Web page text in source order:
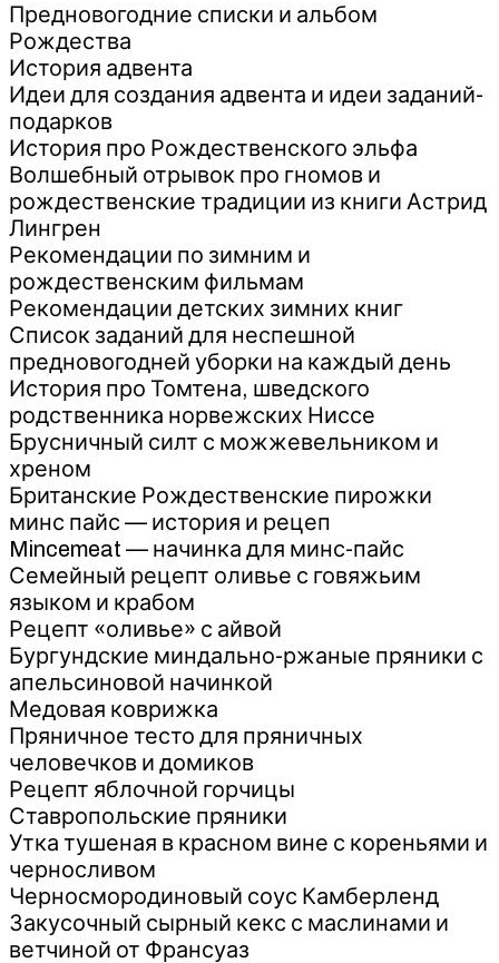
Предновогодние списки и альбом
Рождества
История адвента
Идеи для создания адвента и идеи заданий-
подарков
История про Рождественского эльфа
Волшебный отрывок про гномов и
рождественские традиции из книги Астрид
Лингрен
Рекомендации по зимним и
рождественским фильмам
Рекомендации детских зимних книг
Список заданий для неспешной
предновогодней уборки на каждый день
История про Томтена, шведского
родственника норвежских Ниссе
Брусничный силт с можжевельником и
хреном
Британские Рождественские пирожки
минс пайс — история и рецеп
Mincemeat — начинка для минс-пайс
Семейный рецепт оливье с говяжьим
языком и крабом
Рецепт «оливье» с айвой
Бургундские миндально-ржаные пряники с
апельсиновой начинкой
Медовая коврижка
Пряничное тесто для пряничных
человечков и домиков
Рецепт яблочной горчицы
Ставропольские пряники
Утка тушеная в красном вине с кореньями и
черносливом
Черносмородиновый соус Камберленд
Закусочный сырный кекс с маслинами и
ветчиной от Франсуаз